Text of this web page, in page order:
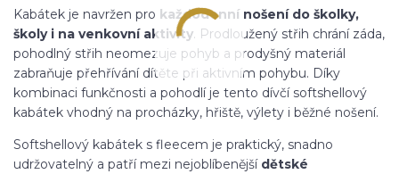
Kabátek je navržen pro každodenní nošení do školky,
školy i na venkovní aktivity. Prodloužený střih chrání záda,
pohodlný střih neomezuje pohyb a prodyšný materiál
zabraňuje přehřívání dítěte při aktivním pohybu. Díky
kombinaci funkčnosti a pohodlí je tento dívčí softshellový
kabátek vhodný na procházky, hřiště, výlety i běžné nošení.
Softshellový kabátek s fleecem je praktický, snadno
udržovatelný a patří mezi nejoblíbenější dětské